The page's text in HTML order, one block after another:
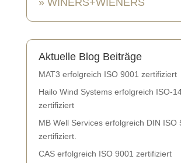
Aktuelle Blog Beiträge
MAT3 erfolgreich ISO 9001 zertifiziert
Hailo Wind Systems erfolgreich ISO-
zertifiziert
MB Well Services erfolgreich DIN ISO
zertifiziert.
CAS erfolgreich ISO 9001 zertifiziert